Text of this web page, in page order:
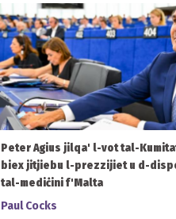
Peter Agius jilqa' l-vot tal-
biex jitjiebu l-prezzijiet u d-
tal-mediċini f'Malta
Paul Cocks